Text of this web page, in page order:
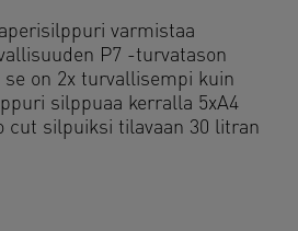
varmistaa
P7 -turvatason
on 2x turvallisempi kuin
silppuaa kerralla 5xA4
cut silpuiksi tilavaan 30 litran
pitkäkestoinen
ja onnistuneen
(58dB) ja luokkansa pisin 4